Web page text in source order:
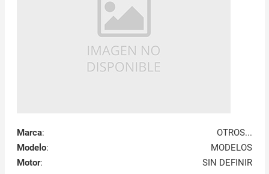
Marca:
OTROS...
Modelo:
MODELOS
Motor: SIN DEFINIR